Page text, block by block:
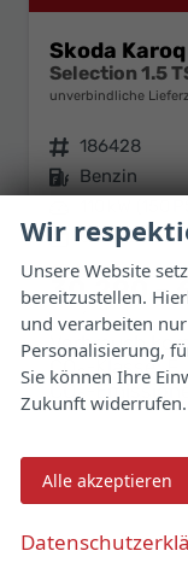
Skoda Karoq
unverbindliche
Fahrzeugnr. 186428
Kraftstoff Benzin
01.08.2026
30.290,–
40.429,– €
Verbrauch
CO 2 -Klasse: F
CO2-
Wir
Unsere Website
bereitzustellen.
und verarbeiten
Personalisierung,
Sie können Ihre
Zukunft widerrufen.
Alle akzeptieren